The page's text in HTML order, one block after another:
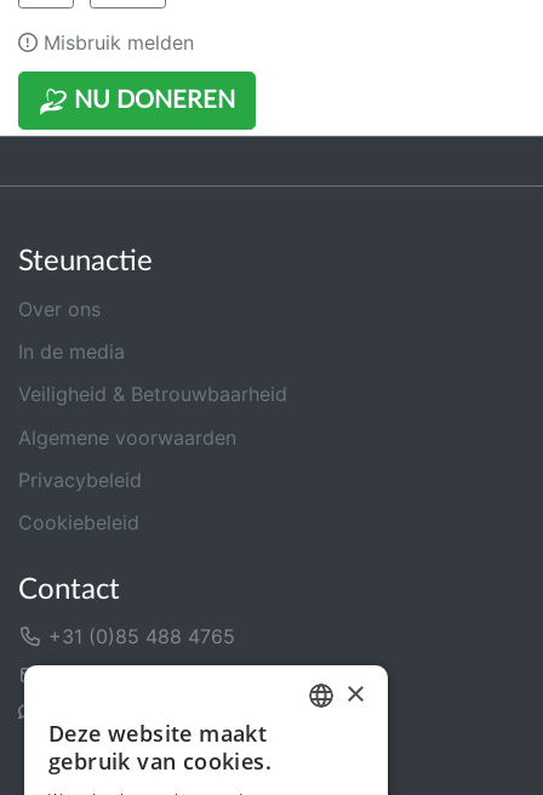
NU DONEREN
Misbruik melden
Steunactie
Over ons
In de media
Veiligheid & Betrouwbaarheid
Algemene voorwaarden
Privacybeleid
Cookiebeleid
Contact
+31 (0)85 488 4765
×
Deze website maakt
gebruik van cookies.